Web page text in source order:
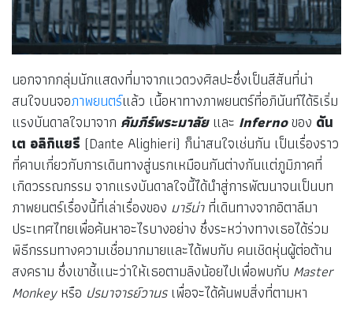
นอกจากกลุ่มนักแสดงที่มาจากแวดวงศิลปะซึ่งเป็นสีสันที่น่า
สนใจบนจอภาพยนตร์แล้ว เนื้อหาทางภาพยนตร์ที่อภินันท์ได้ริเริ่ม
แรงบันดาลใจมาจาก คัมภีร์พระมาลัยและ Infernoของ ดัน
เต อลิกิแยรี (Dante Alighieri) ก็น่าสนใจเช่นกัน เป็นเรื่องราว
ที่คาบเกี่ยวกับการเดินทางสู่นรกเหมือนกันต่างกันแต่ภูมิภาคที่
เกิดวรรณกรรม จากแรงบันดาลใจนี้ได้นำสู่การพัฒนาจนเป็นบท
ภาพยนตร์เรื่องนี้ที่เล่าเรื่องของ มารีน่าที่เดินทางจากอิตาลีมา
ประเทศไทยเพื่อค้นหาอะไรบางอย่าง ซึ่งระหว่างทางเธอได้ร่วม
พิธีกรรมทางความเชื่อมากมายและได้พบกับ คนเชิดหุ่นผู้ต่อต้าน
สงคราม ซึ่งเขาชี้แนะว่าให้เธอตามลิงน้อยไปเพื่อพบกับ Master
Monkeyหรือ ปรมาจารย์วานรเพื่อจะได้ค้นพบสิ่งที่ตามหา